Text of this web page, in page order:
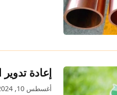
إعادة تدوير
أغسطس 10, 2024